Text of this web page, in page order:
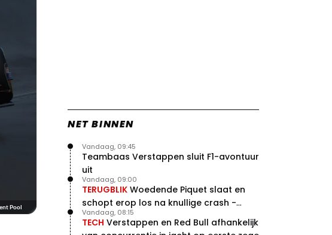
Pool
NET BINNEN
Teambaas Verstappen sluit F1-avontuur
uit
Vandaag, 09:45
TERUGBLIK Woedende Piquet slaat en
schopt erop los na knullige crash -
terugblik
Vandaag, 09:00
TECH Verstappen en Red Bull afhankelijk
Vandaag, 08:15